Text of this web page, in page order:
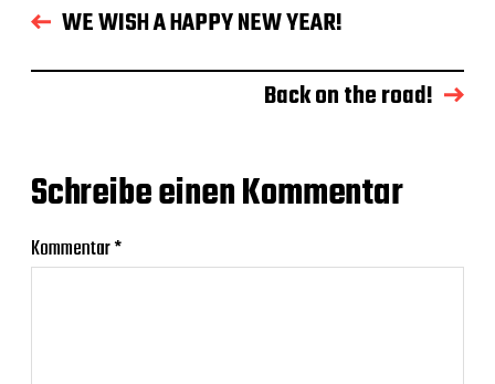
WE WISH A HAPPY NEW YEAR!
Back on the road!
Schreibe einen Kommentar
Kommentar*